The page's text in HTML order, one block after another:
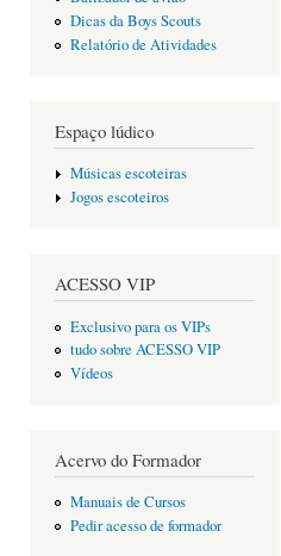
Dicas da Boys Scouts
Relatório de Atividades
Espaço lúdico
Músicas escoteiras
Jogos escoteiros
ACESSO VIP
Exclusivo para os VIPs
tudo sobre ACESSO VIP
Vídeos
Acervo do Formador
Manuais de Cursos
Pedir acesso de formador